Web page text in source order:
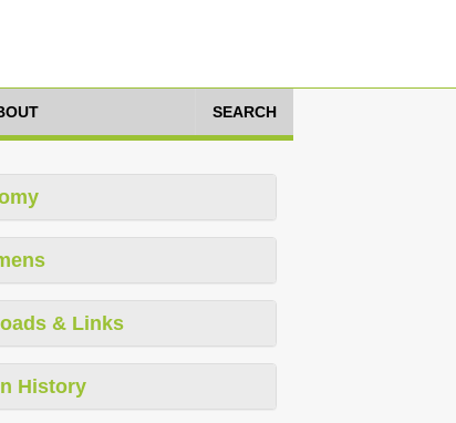
SEARCH
& Links
History